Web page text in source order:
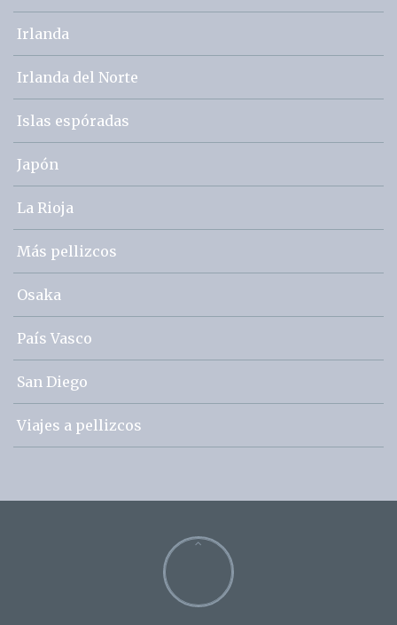
Irlanda
Irlanda del Norte
Islas espóradas
Japón
La Rioja
Más pellizcos
Osaka
País Vasco
San Diego
Viajes a pellizcos